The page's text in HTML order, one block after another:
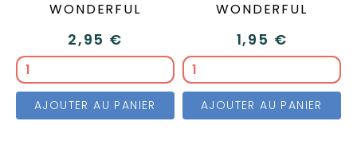
WONDERFUL
2,95 €
AJOUTER AU PANIER
WONDERFUL
1,95 €
AJOUTER AU PANIER